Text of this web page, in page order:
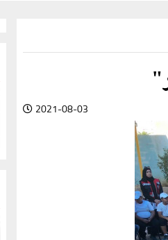
2021-08-03